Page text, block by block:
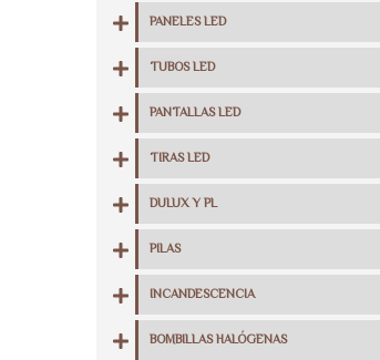
PANELES LED
TUBOS LED
PANTALLAS LED
TIRAS LED
DULUX Y PL
PILAS
INCANDESCENCIA
BOMBILLAS HALÓGENAS